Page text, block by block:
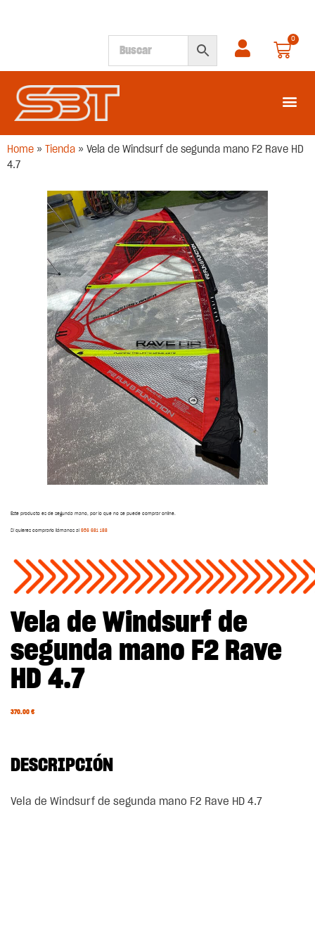
0
Home » Tienda » Vela de Windsurf de segunda mano F2 Rave HD
4.7
Este producto es de segunda mano, por lo que no se puede comprar online.
Si quieres comprarlo llámanos al 956 681 188
Vela de Windsurf de
segunda mano F2 Rave
HD 4.7
370.00 €
DESCRIPCIÓN
Vela de Windsurf de segunda mano F2 Rave HD 4.7